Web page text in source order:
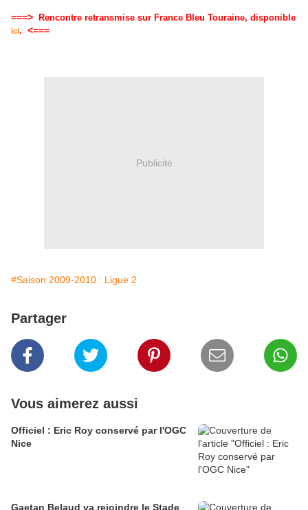
===> Rencontre retransmise sur France Bleu Touraine, disponible
ici. <===
Publicité
#Saison 2009-2010 : Ligue 2
Partager
Vous aimerez aussi
Officiel : Eric Roy conservé par l'OGC
Nice
Gaetan Belaud va rejoindre le Stade